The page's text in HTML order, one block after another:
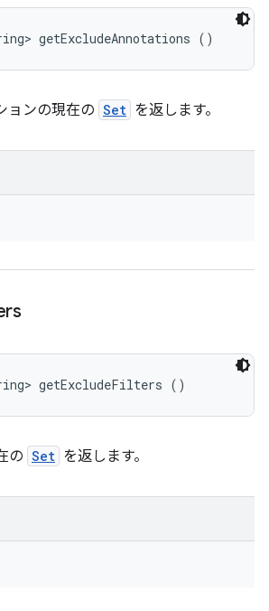
getExcludeAnnotations ()
ョンの現在の Set を返します。
getExcludeFilters ()
の Set を返します。